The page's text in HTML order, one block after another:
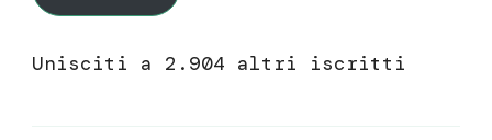
Unisciti a 2.904 altri iscritti